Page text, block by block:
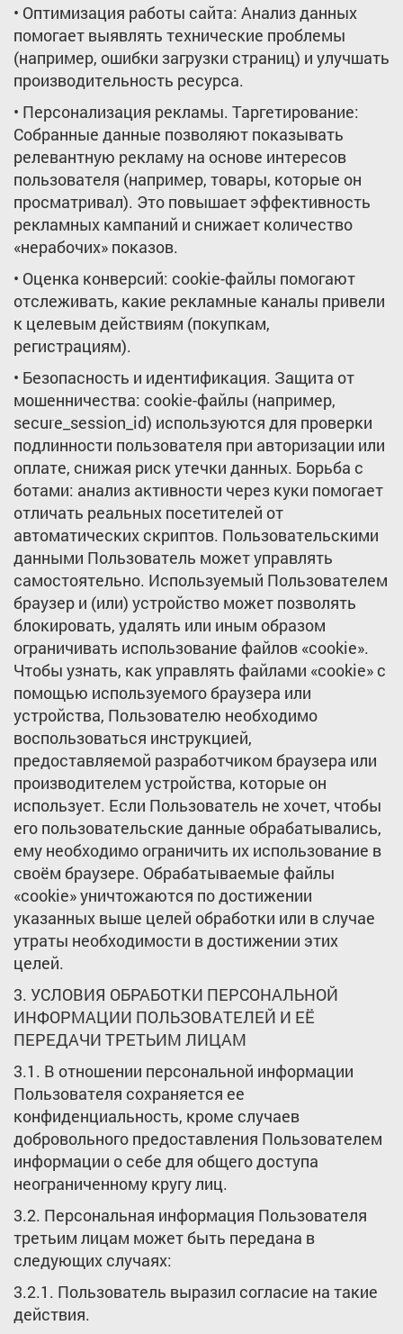
• Оптимизация работы сайта: Анализ данных
помогает выявлять технические проблемы
(например, ошибки загрузки страниц) и улучшать
производительность ресурса.
• Персонализация рекламы. Таргетирование:
Собранные данные позволяют показывать
релевантную рекламу на основе интересов
пользователя (например, товары, которые он
просматривал). Это повышает эффективность
рекламных кампаний и снижает количество
«нерабочих» показов.
• Оценка конверсий: cookie-файлы помогают
отслеживать, какие рекламные каналы привели
к целевым действиям (покупкам,
регистрациям).
• Безопасность и идентификация. Защита от
мошенничества: cookie-файлы (например,
secure_session_id) используются для проверки
подлинности пользователя при авторизации или
оплате, снижая риск утечки данных. Борьба с
ботами: анализ активности через куки помогает
отличать реальных посетителей от
автоматических скриптов. Пользовательскими
данными Пользователь может управлять
самостоятельно. Используемый Пользователем
браузер и (или) устройство может позволять
блокировать, удалять или иным образом
ограничивать использование файлов «cookie».
Чтобы узнать, как управлять файлами «cookie» с
помощью используемого браузера или
устройства, Пользователю необходимо
воспользоваться инструкцией,
предоставляемой разработчиком браузера или
производителем устройства, которые он
использует. Если Пользователь не хочет, чтобы
его пользовательские данные обрабатывались,
ему необходимо ограничить их использование в
своём браузере. Обрабатываемые файлы
«cookie» уничтожаются по достижении
указанных выше целей обработки или в случае
утраты необходимости в достижении этих
целей.
3. УСЛОВИЯ ОБРАБОТКИ ПЕРСОНАЛЬНОЙ
ИНФОРМАЦИИ ПОЛЬЗОВАТЕЛЕЙ И ЕЁ
ПЕРЕДАЧИ ТРЕТЬИМ ЛИЦАМ
3.1. В отношении персональной информации
Пользователя сохраняется ее
конфиденциальность, кроме случаев
добровольного предоставления Пользователем
информации о себе для общего доступа
неограниченному кругу лиц.
3.2. Персональная информация Пользователя
третьим лицам может быть передана в
следующих случаях:
3.2.1. Пользователь выразил согласие на такие
действия.